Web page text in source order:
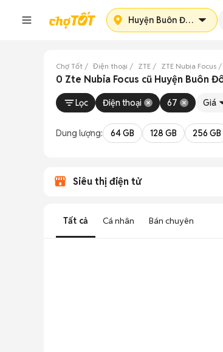
Huyện Buôn Đôn
Chợ Tốt Điện thoại ZTE ZTE Nubia Focus
0 Zte Nubia Focus cũ Huyện Buôn
Lọc Điện thoại 67 Giá
Dung lượng: 64 GB 128 GB 256 GB
Siêu thị điện tử
Tất cả Cá nhân Bán chuyên